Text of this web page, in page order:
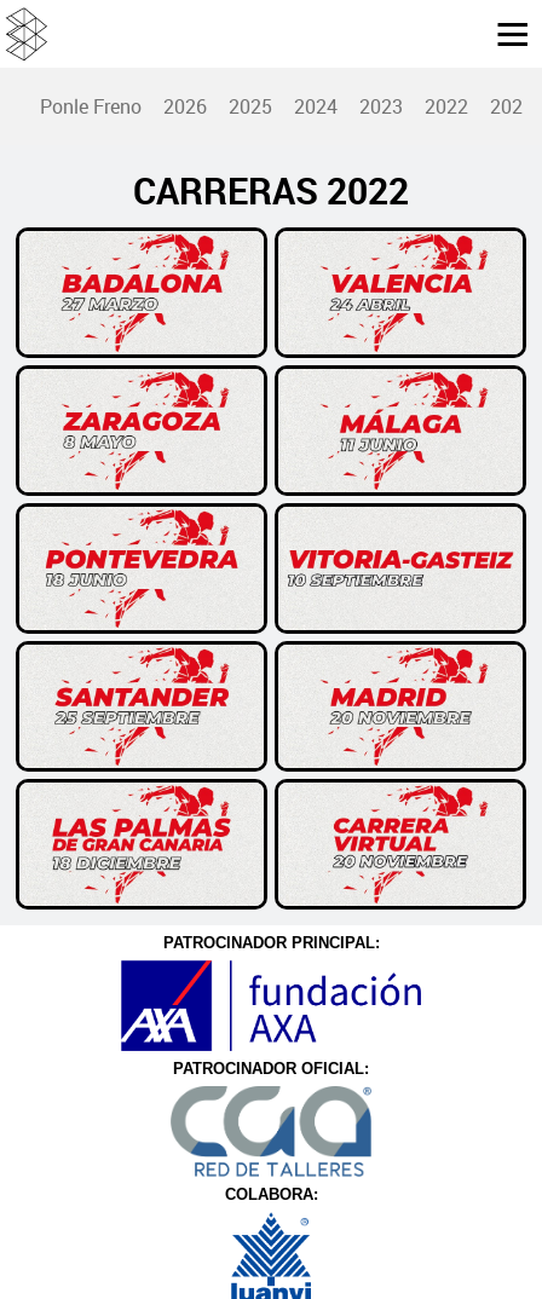
Ponle Freno 2026 2025 2024 2023 2022 2021
CARRERAS 2022
PATROCINADOR PRINCIPAL:
PATROCINADOR OFICIAL:
COLABORA: